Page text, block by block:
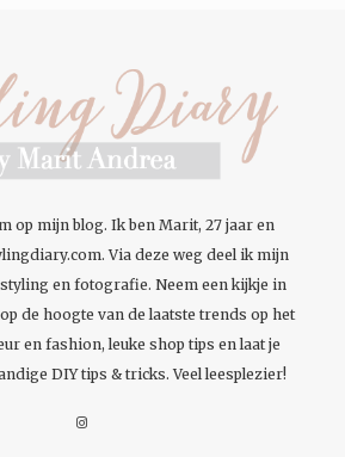
op mijn blog. Ik ben Marit, 27 jaar en
Via deze weg deel ik mijn
en fotografie. Neem een kijkje in
de hoogte van de laatste trends op het
en fashion, leuke shop tips en laat je
DIY tips & tricks. Veel leesplezier!